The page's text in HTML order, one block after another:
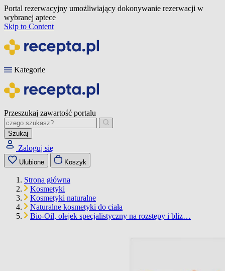
Portal rezerwacyjny umożliwiający dokonywanie rezerwacji w
wybranej aptece
Skip to Content
Kategorie
Przeszukaj zawartość portalu
Szukaj
Zaloguj się
Ulubione Koszyk
Strona główna
Kosmetyki
Kosmetyki naturalne
Naturalne kosmetyki do ciała
Bio-Oil, olejek specjalistyczny na rozstępy i bliz…